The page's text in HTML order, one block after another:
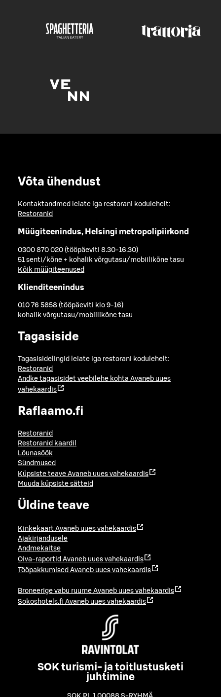
Võta ühendust
Kontaktandmed leiate iga restorani kodulehelt:
Restoranid
Müügiteenindus, Helsingi metropolipiirkond
0300 870 020 (tööpäeviti 8.30-16.30)
51 senti/kõne + kohalik võrgutasu/mobiilikõne tasu
Kõik müügiteenused
Klienditeenindus
010 76 5858 (tööpäeviti klo 9-16)
kohalik võrgutasu/mobiilikõne tasu
Tagasiside
Tagasisidelingid leiate iga restorani kodulehelt:
Restoranid
Andke tagasisidet veebilehe kohta Avaneb uues
vahekaardis
Raflaamo.fi
Restoranid
Restoranid kaardil
Lõunasöök
Sündmused
Küpsiste teave Avaneb uues vahekaardis
Muuda küpsiste sätteid
Üldine teave
Kinkekaart Avaneb uues vahekaardis
Ajakirjandusele
Andmekaitse
Oiva-raportid Avaneb uues vahekaardis
Tööpakkumised Avaneb uues vahekaardis
Broneerige vabu ruume Avaneb uues vahekaardis
Sokoshotels.fi Avaneb uues vahekaardis
SOK turismi- ja toitlustusketi
juhtimine